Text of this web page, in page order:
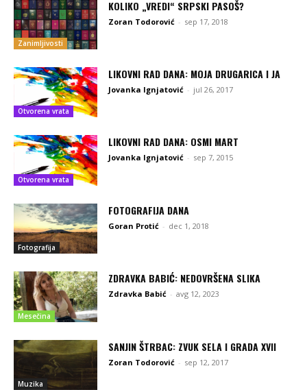
Zanimljivosti
KOLIKO „VREDI“ SRPSKI PASOŠ?
Zoran Todorović - sep 17, 2018
Otvorena vrata
LIKOVNI RAD DANA: MOJA DRUGARICA I JA
Jovanka Ignjatović - jul 26, 2017
Otvorena vrata
LIKOVNI RAD DANA: OSMI MART
Jovanka Ignjatović - sep 7, 2015
Fotografija
FOTOGRAFIJA DANA
Goran Protić - dec 1, 2018
Mesečina
ZDRAVKA BABIĆ: NEDOVRŠENA SLIKA
Zdravka Babić - avg 12, 2023
Muzika
SANJIN ŠTRBAC: ZVUK SELA I GRADA XVII
Zoran Todorović - sep 12, 2017